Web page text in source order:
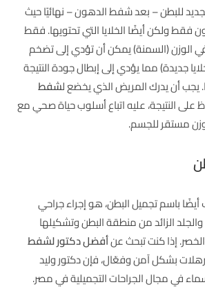
للبطن – بعد شفط الدهون – نهائيًا حيث
فقط ولكن أيضًا الخلايا التي تحتويها. فقط
في الوزن (السمنة) يمكن أن تؤدي إلى تضخم
جديدة) مما يؤدي إلى إبطال جودة النتيجة
يجب أن يدرك المريض الذي يخضع لشفط
على النتيجة، عليه اتباع أسلوب حياة صحي مع
مستقر للجسم.
باسم تجميل البطن، هو إجراء جراحي
الزائد من منطقة البطن وتشكيلها
إذا كنت تبحث عنأفضل دكتور لشفط
بشكل آمن وفعّال، فإن دكتور وليد
في مجال الجراحات التجميلية في مصر.